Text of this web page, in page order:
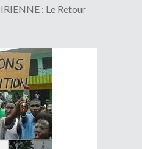
: Le Retour